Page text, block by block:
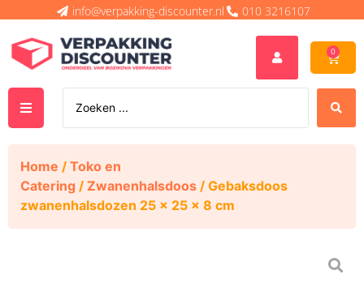
info@verpakking-discounter.nl 010 3216107
0
Home / Toko en
Catering / Zwanenhalsdoos / Gebaksdoos
zwanenhalsdozen 25 x 25 x 8 cm